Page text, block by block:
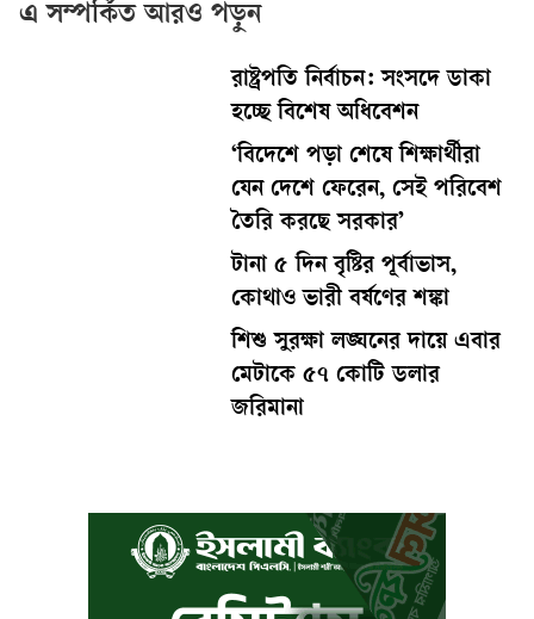
এ সম্পর্কিত আরও পড়ুন
রাষ্ট্রপতি নির্বাচন: সংসদে ডাকা
হচ্ছে বিশেষ অধিবেশন
‘বিদেশে পড়া শেষে শিক্ষার্থীরা
যেন দেশে ফেরেন, সেই পরিবেশ
তৈরি করছে সরকার’
টানা ৫ দিন বৃষ্টির পূর্বাভাস,
কোথাও ভারী বর্ষণের শঙ্কা
শিশু সুরক্ষা লঙ্ঘনের দায়ে এবার
মেটাকে ৫৭ কোটি ডলার
জরিমানা